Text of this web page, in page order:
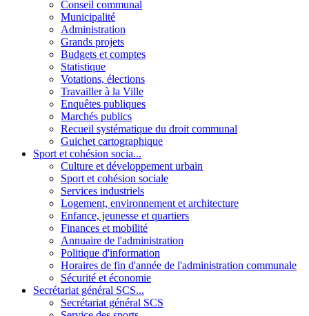
Conseil communal
Municipalité
Administration
Grands projets
Budgets et comptes
Statistique
Votations, élections
Travailler à la Ville
Enquêtes publiques
Marchés publics
Recueil systématique du droit communal
Guichet cartographique
Sport et cohésion socia...
Culture et développement urbain
Sport et cohésion sociale
Services industriels
Logement, environnement et architecture
Enfance, jeunesse et quartiers
Finances et mobilité
Annuaire de l'administration
Politique d'information
Horaires de fin d'année de l'administration communale
Sécurité et économie
Secrétariat général SCS...
Secrétariat général SCS